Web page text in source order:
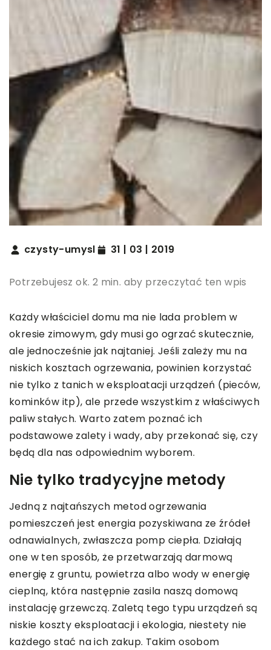
czysty-umysl 31 | 03 | 2019
Potrzebujesz ok. 2 min. aby przeczytać ten wpis
Każdy właściciel domu ma nie lada problem w
okresie zimowym, gdy musi go ogrzać skutecznie,
ale jednocześnie jak najtaniej. Jeśli zależy mu na
niskich kosztach ogrzewania, powinien korzystać
nie tylko z tanich w eksploatacji urządzeń (pieców,
kominków itp), ale przede wszystkim z właściwych
paliw stałych. Warto zatem poznać ich
podstawowe zalety i wady, aby przekonać się, czy
będą dla nas odpowiednim wyborem.
Nie tylko tradycyjne metody
Jedną z najtańszych metod ogrzewania
pomieszczeń jest energia pozyskiwana ze źródeł
odnawialnych, zwłaszcza pomp ciepła. Działają
one w ten sposób, że przetwarzają darmową
energię z gruntu, powietrza albo wody w energię
cieplną, która następnie zasila naszą domową
instalację grzewczą. Zaletą tego typu urządzeń są
niskie koszty eksploatacji i ekologia, niestety nie
każdego stać na ich zakup. Takim osobom